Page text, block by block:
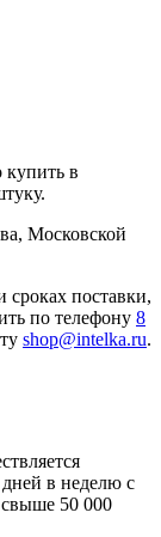
в
Московской
поставки,
по телефону 8
shop@intelka.ru.
в неделю с
свыше 50 000